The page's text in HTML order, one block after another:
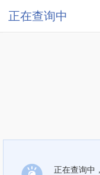
正在查询中
正在查询中